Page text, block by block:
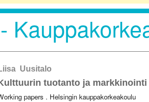
Uusitalo
tuotanto ja markkinointi
papers . Helsingin kauppakorkeakoulu